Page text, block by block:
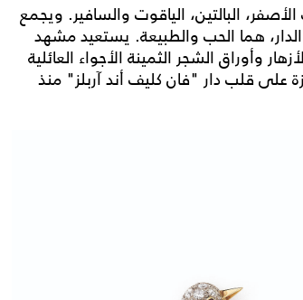
في العام 1946 من الذهب الأصفر، البالتين، الياقوت والسافير. ويجمع
هما الحب والطبيعة. يستعيد مشهد
وأوراق الشجر الثمينة الأجواء العائلية
على قلب دار "فان كليف أند آربلز" منذ